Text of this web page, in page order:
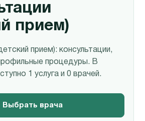
прием)
прием): консультации,
процедуры. В
1 услуга и 0 врачей.
Выбрать врача